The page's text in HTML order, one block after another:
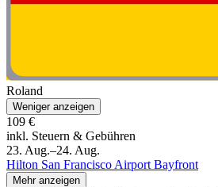
Roland
Weniger anzeigen
109 €
inkl. Steuern & Gebühren
23. Aug.–24. Aug.
Hilton San Francisco Airport Bayfront
Mehr anzeigen